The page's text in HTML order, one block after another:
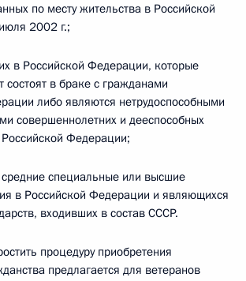
по месту жительства в Российской
2002 г.;
в Российской Федерации, которые
состоят в браке с гражданами
либо являются нетрудоспособными
совершеннолетних и дееспособных
Федерации;
специальные или высшие
в Российской Федерации и являющихся
входивших в состав СССР.
процедуру приобретения
предлагается для ветеранов